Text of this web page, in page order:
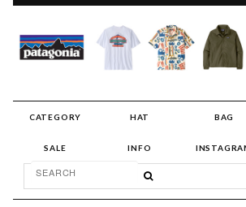
CATEGORY HAT BAG
SALE INFO